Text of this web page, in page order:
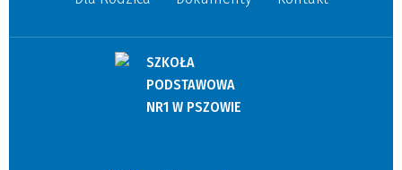
SZKOŁA
PODSTAWOWA
NR1 W PSZOWIE